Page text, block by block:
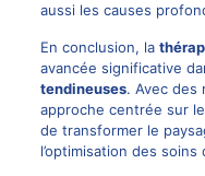
aussi les causes
En conclusion, la
avancée significative
tendineuses. Avec des
approche centrée sur
de transformer le
l’optimisation des soins